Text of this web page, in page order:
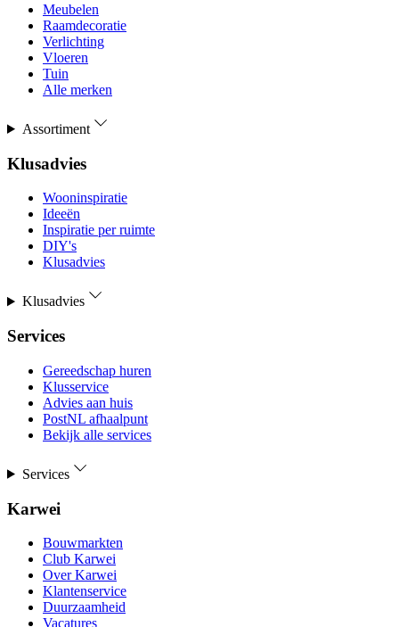
Meubelen
Raamdecoratie
Verlichting
Vloeren
Tuin
Alle merken
Assortiment
Klusadvies
Wooninspiratie
Ideeën
Inspiratie per ruimte
DIY's
Klusadvies
Klusadvies
Services
Gereedschap huren
Klusservice
Advies aan huis
PostNL afhaalpunt
Bekijk alle services
Services
Karwei
Bouwmarkten
Club Karwei
Over Karwei
Klantenservice
Duurzaamheid
Vacatures